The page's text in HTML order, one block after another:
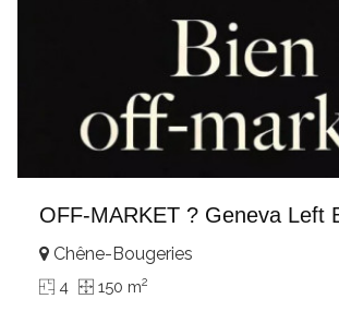
OFF-MARKET ? Geneva Left
Chêne-Bougeries
4 150 m2